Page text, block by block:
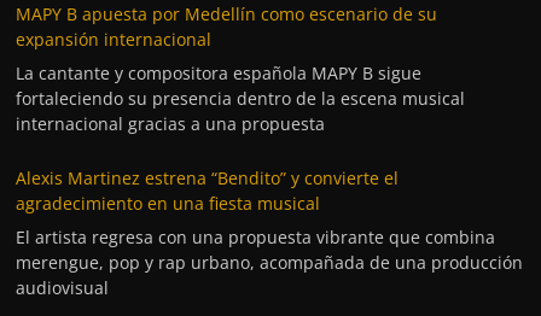
MAPY B apuesta por Medellín como escenario de su
expansión internacional
La cantante y compositora española MAPY B sigue
fortaleciendo su presencia dentro de la escena musical
internacional gracias a una propuesta
Alexis Martinez estrena “Bendito” y convierte el
agradecimiento en una fiesta musical
El artista regresa con una propuesta vibrante que combina
merengue, pop y rap urbano, acompañada de una producción
audiovisual